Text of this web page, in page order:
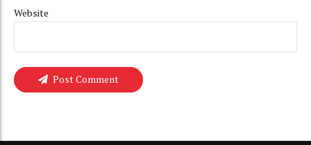
Website
Post Comment